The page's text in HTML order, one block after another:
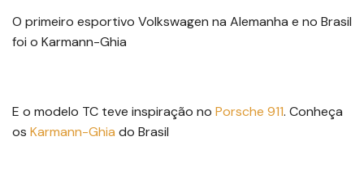
O primeiro esportivo Volkswagen na Alemanha e no Brasil
foi o Karmann-Ghia
E o modelo TC teve inspiração no Porsche 911. Conheça
os Karmann-Ghia do Brasil